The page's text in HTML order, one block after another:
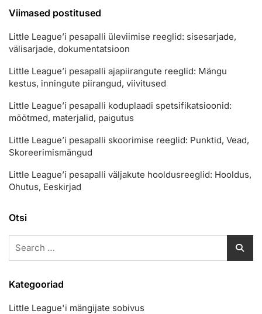
Viimased postitused
Little League’i pesapalli üleviimise reeglid: sisesarjade,
välisarjade, dokumentatsioon
Little League’i pesapalli ajapiirangute reeglid: Mängu
kestus, inningute piirangud, viivitused
Little League’i pesapalli koduplaadi spetsifikatsioonid:
mõõtmed, materjalid, paigutus
Little League’i pesapalli skoorimise reeglid: Punktid, Vead,
Skoreerimismängud
Little League’i pesapalli väljakute hooldusreeglid: Hooldus,
Ohutus, Eeskirjad
Otsi
Kategooriad
Little League'i mängijate sobivus